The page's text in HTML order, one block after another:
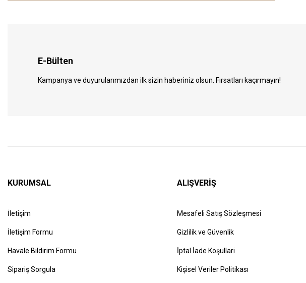
E-Bülten
Kampanya ve duyurularımızdan ilk sizin haberiniz olsun. Fırsatları kaçırmayın!
KURUMSAL
İletişim
İletişim Formu
Havale Bildirim Formu
Sipariş Sorgula
ALIŞVERİŞ
Mesafeli Satış Sözleşmesi
Gizlilik ve Güvenlik
İptal İade Koşullari
Kişisel Veriler Politikası